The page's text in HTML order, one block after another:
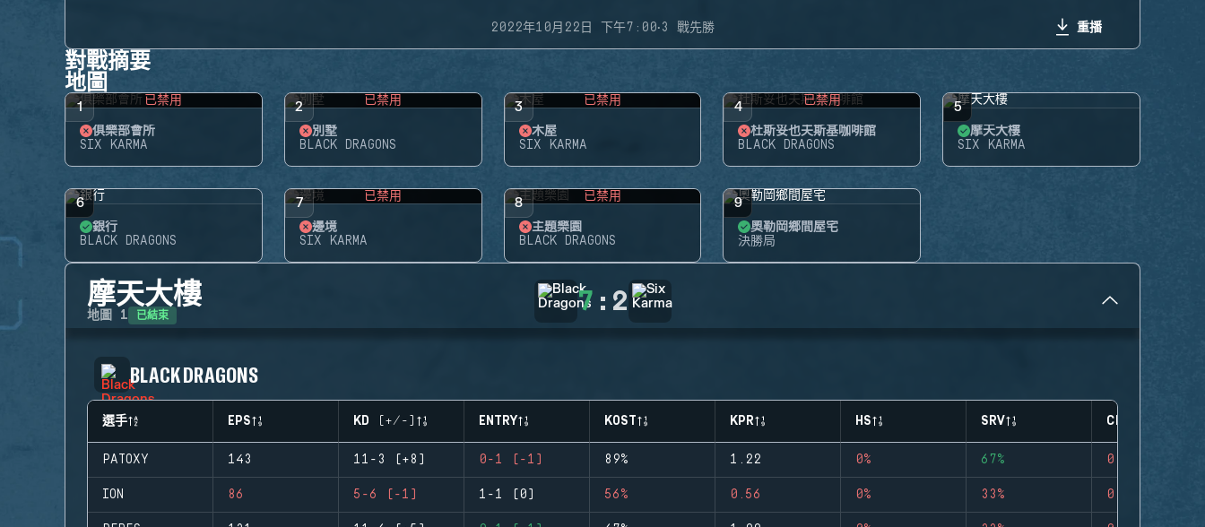
2022年10月22日 下午7:00·3 戰先勝 重播
對戰摘要
地圖
1 已禁用
俱樂部會所
SIX KARMA
2 已禁用
別墅
BLACK DRAGONS
3 已禁用
木屋
SIX KARMA
4 已禁用
杜斯妥也夫斯基咖啡館
BLACK DRAGONS
5
摩天大樓
SIX KARMA
6
銀行
BLACK DRAGONS
7 已禁用
邊境
SIX KARMA
8 已禁用
主題樂園
BLACK DRAGONS
9
奧勒岡鄉間屋宅
決勝局
摩天大樓
地圖 1 已結束 7 : 2
BLACK DRAGONS
選手 EPS KD (+/-) ENTRY KOST KPR HS SRV CLUTCHES
PATOXY 143 11-3 (+8) 0-1 (-1) 89% 1.22 0% 67% 0
ION 86 5-6 (-1) 1-1 (0) 56% 0.56 0% 33% 0